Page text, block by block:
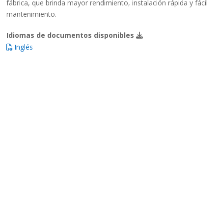
fábrica, que brinda mayor rendimiento, instalación rápida y fácil
mantenimiento.
Idiomas de documentos disponibles
Inglés